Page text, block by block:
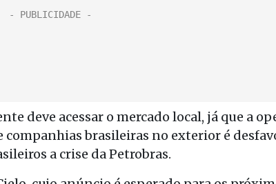
deve acessar o mercado local, já que a
companhias brasileiras no exterior é
a crise da Petrobras.